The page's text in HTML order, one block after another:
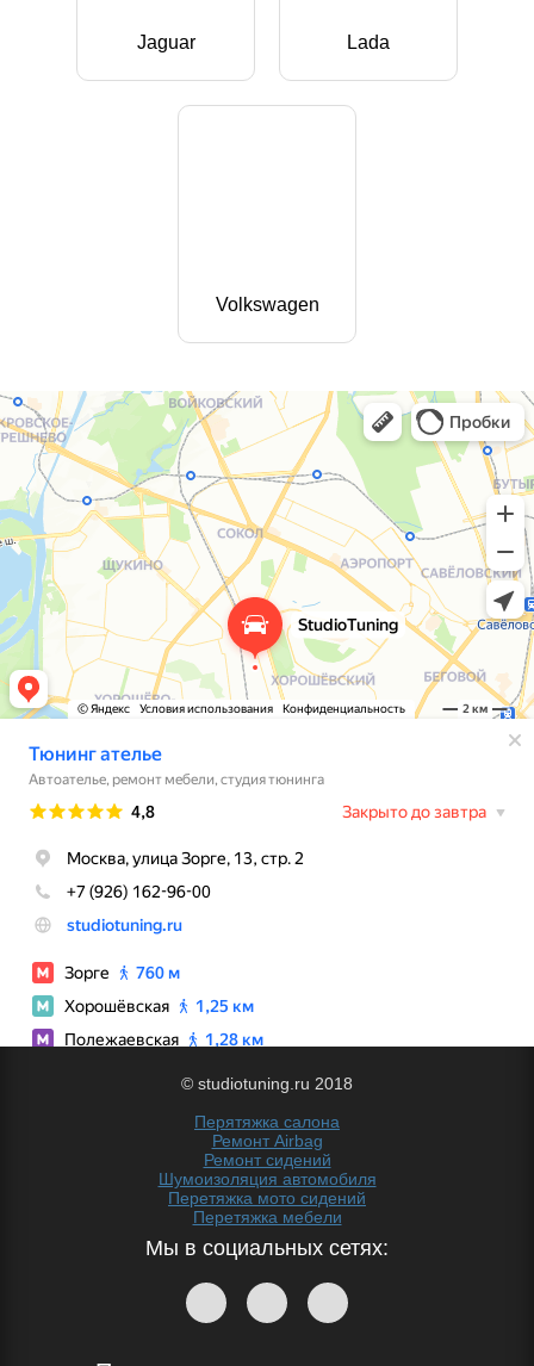
Jaguar Lada
Volkswagen
© studiotuning.ru 2018
Перятяжка салона
Ремонт Airbag
Ремонт сидений
Шумоизоляция автомобиля
Перетяжка мото сидений
Перетяжка мебели
Мы в социальных сетях: